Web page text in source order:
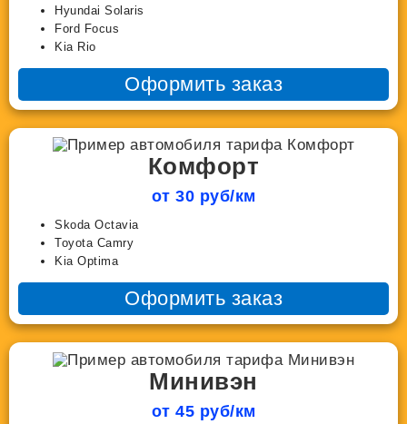
Hyundai Solaris
Ford Focus
Kia Rio
Оформить заказ
Комфорт
от 30 руб/км
Skoda Octavia
Toyota Camry
Kia Optima
Оформить заказ
Минивэн
от 45 руб/км